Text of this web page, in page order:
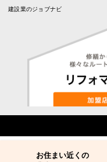
お住まい近くの
建設業のジョブナビ
お住まい近くの